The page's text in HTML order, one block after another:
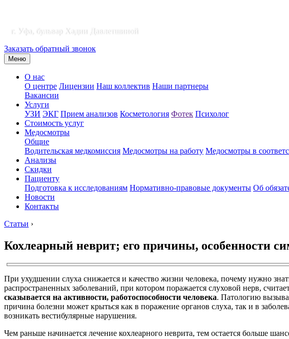
г. Уфа, бульвар Хадии Давлетшиной
Заказать обратный звонок
Меню
О нас
О центре Лицензии Наш коллектив Наши партнеры
Вакансии
Услуги
УЗИ ЭКГ Прием анализов Косметология Фотек Психолог
Стоимость услуг
Медосмотры
Общие
Водительская медкомиссия Медосмотры на работу Медосмотры в
Анализы
Скидки
Пациенту
Подготовка к исследованиям Нормативно-правовые документы Об
Новости
Контакты
Статьи ›
Кохлеарный неврит; его причины, особенности
При ухудшении слуха снижается и качество жизни человека, почему нужно
распространенных заболеваний, при котором поражается слуховой нерв,
сказывается на активности, работоспособности человека. Патологию
причина болезни может крыться как в поражение органов слуха, так и в
возникать вестибулярные нарушения.
Чем раньше начинается лечение кохлеарного неврита, тем остается больше